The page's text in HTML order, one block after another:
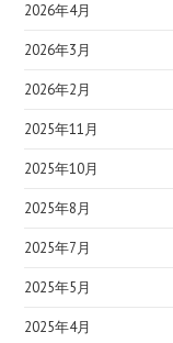
2026年4月
2026年3月
2026年2月
2025年11月
2025年10月
2025年8月
2025年7月
2025年5月
2025年4月